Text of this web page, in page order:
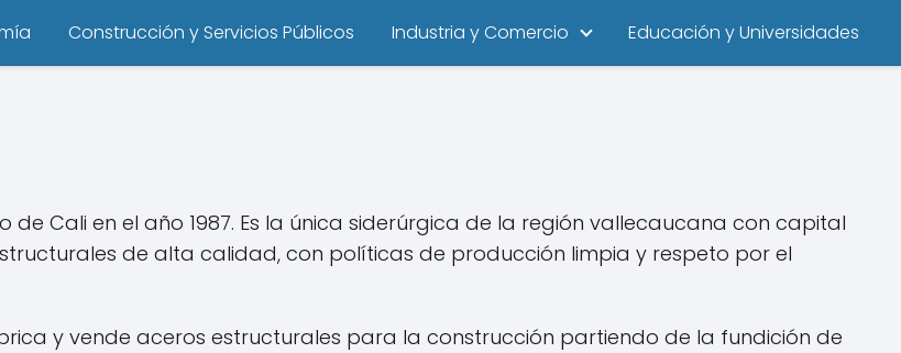
Construcción y Servicios Públicos Industria y Comercio Educación y Universidades
de Cali en el año 1987. Es la única siderúrgica de la región vallecaucana con capital
de alta calidad, con políticas de producción limpia y respeto por el
y vende aceros estructurales para la construcción partiendo de la fundición de